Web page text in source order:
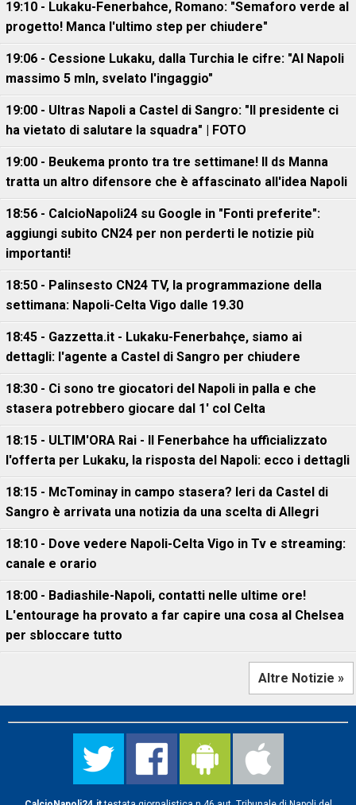
19:10 - Lukaku-Fenerbahce, Romano: "Semaforo verde al
progetto! Manca l'ultimo step per chiudere"
19:06 - Cessione Lukaku, dalla Turchia le cifre: "Al Napoli
massimo 5 mln, svelato l'ingaggio"
19:00 - Ultras Napoli a Castel di Sangro: "Il presidente ci
ha vietato di salutare la squadra" | FOTO
19:00 - Beukema pronto tra tre settimane! Il ds Manna
tratta un altro difensore che è affascinato all'idea Napoli
18:56 - CalcioNapoli24 su Google in "Fonti preferite":
aggiungi subito CN24 per non perderti le notizie più
importanti!
18:50 - Palinsesto CN24 TV, la programmazione della
settimana: Napoli-Celta Vigo dalle 19.30
18:45 - Gazzetta.it - Lukaku-Fenerbahçe, siamo ai
dettagli: l'agente a Castel di Sangro per chiudere
18:30 - Ci sono tre giocatori del Napoli in palla e che
stasera potrebbero giocare dal 1' col Celta
18:15 - ULTIM'ORA Rai - Il Fenerbahce ha ufficializzato
l'offerta per Lukaku, la risposta del Napoli: ecco i dettagli
18:15 - McTominay in campo stasera? Ieri da Castel di
Sangro è arrivata una notizia da una scelta di Allegri
18:10 - Dove vedere Napoli-Celta Vigo in Tv e streaming:
canale e orario
18:00 - Badiashile-Napoli, contatti nelle ultime ore!
L'entourage ha provato a far capire una cosa al Chelsea
per sbloccare tutto
Altre Notizie »